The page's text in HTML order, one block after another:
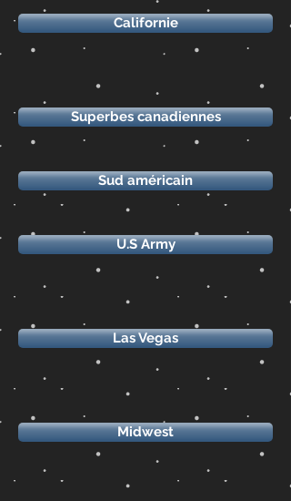
Californie
Superbes canadiennes
Sud américain
U.S Army
Las Vegas
Midwest